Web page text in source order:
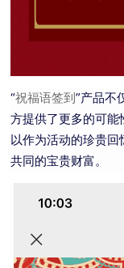
“祝福语签到”产品不
方提供了更多的可
以作为活动的珍贵
共同的宝贵财富。